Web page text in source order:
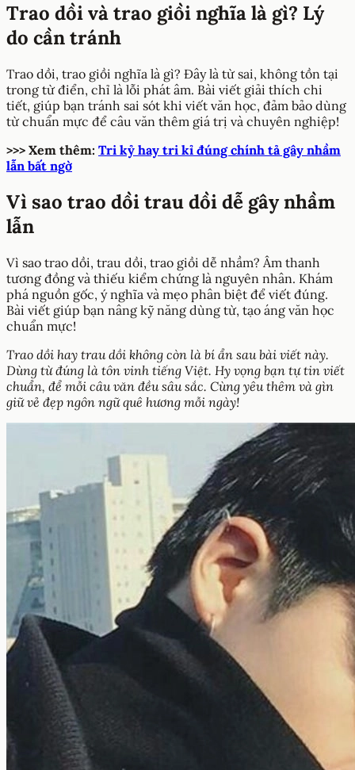
Trao dồi và trao giồi nghĩa là gì? Lý
do cần tránh
Trao dồi, trao giồi nghĩa là gì? Đây là từ sai, không tồn tại
trong từ điển, chỉ là lỗi phát âm. Bài viết giải thích chi
tiết, giúp bạn tránh sai sót khi viết văn học, đảm bảo dùng
từ chuẩn mực để câu văn thêm giá trị và chuyên nghiệp!
>>> Xem thêm: Tri kỷ hay tri kỉ đúng chính tả gây nhầm
lẫn bất ngờ
Vì sao trao dồi trau dồi dễ gây nhầm
lẫn
Vì sao trao dồi, trau dồi, trao giồi dễ nhầm? Âm thanh
tương đồng và thiếu kiểm chứng là nguyên nhân. Khám
phá nguồn gốc, ý nghĩa và mẹo phân biệt để viết đúng.
Bài viết giúp bạn nâng kỹ năng dùng từ, tạo áng văn học
chuẩn mực!
Trao dồi hay trau dồi không còn là bí ẩn sau bài viết này.
Dùng từ đúng là tôn vinh tiếng Việt. Hy vọng bạn tự tin viết
chuẩn, để mỗi câu văn đều sâu sắc. Cùng yêu thêm và gìn
giữ vẻ đẹp ngôn ngữ quê hương mỗi ngày!